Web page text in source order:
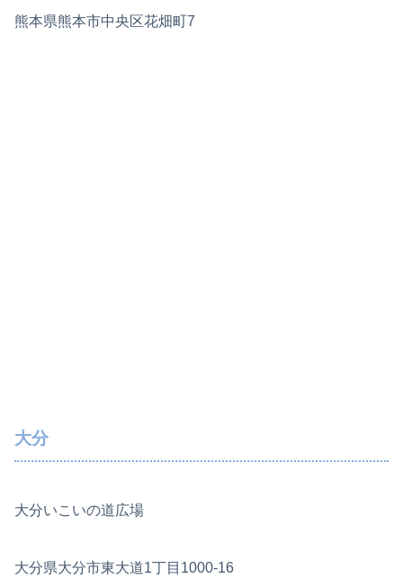
熊本県熊本市中央区花畑町7
大分
大分いこいの道広場
大分県大分市東大道1丁目1000-16